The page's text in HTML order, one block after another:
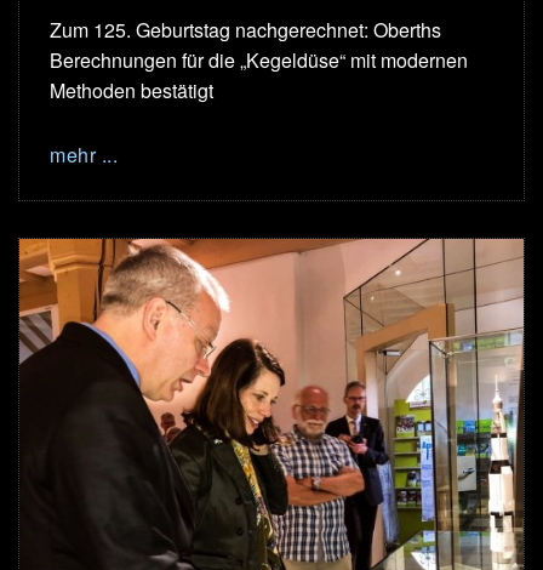
Zum 125. Geburtstag nachgerechnet: Oberths
Berechnungen für die „Kegeldüse“ mit modernen
Methoden bestätigt
mehr ...